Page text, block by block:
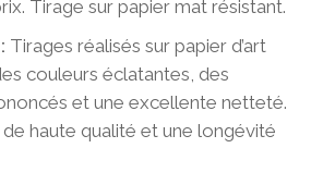
Tirage sur papier mat résistant.
Tirages réalisés sur papier d’art
couleurs éclatantes, des
et une excellente netteté.
de haute qualité et une longévité